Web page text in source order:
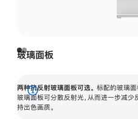
玻璃面板
两种抗反射玻璃面板可选。 标配的玻璃面
玻璃面板可分散反射光，从而进一步减少
持出色画质。
展
开